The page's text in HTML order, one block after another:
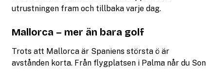
utrustningen fram och tillbaka varje dag.
Mallorca – mer än bara golf
Trots att Mallorca är Spaniens största ö är
avstånden korta. Från flygplatsen i Palma når du Son